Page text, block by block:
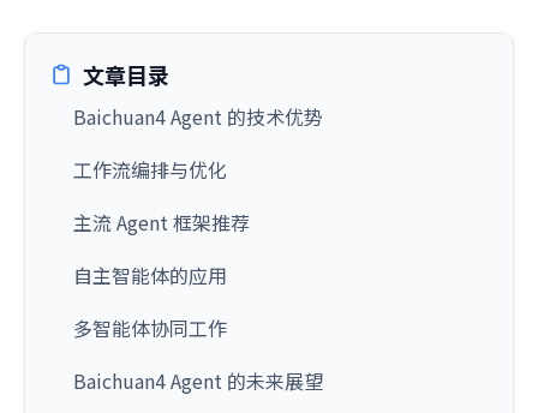
文章目录
Baichuan4 Agent 的技术优势
工作流编排与优化
主流 Agent 框架推荐
自主智能体的应用
多智能体协同工作
Baichuan4 Agent 的未来展望